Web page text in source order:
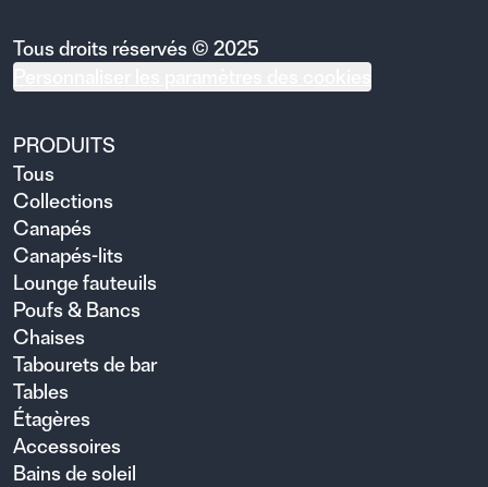
Tous droits réservés © 2025
PRODUITS
Tous
Collections
Canapés
Canapés-lits
Lounge fauteuils
Poufs & Bancs
Chaises
Tabourets de bar
Tables
Étagères
Accessoires
Bains de soleil